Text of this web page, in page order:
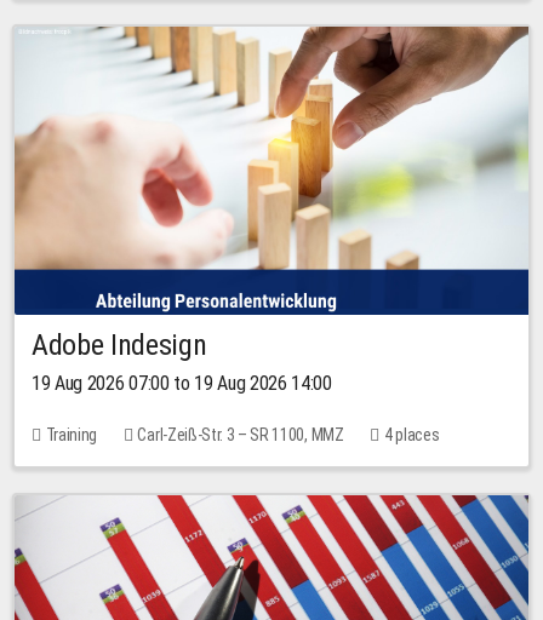
Adobe Indesign
19 Aug 2026 07:00 to 19 Aug 2026 14:00
Training Carl-Zeiß-Str. 3 – SR 1100, MMZ 4 places